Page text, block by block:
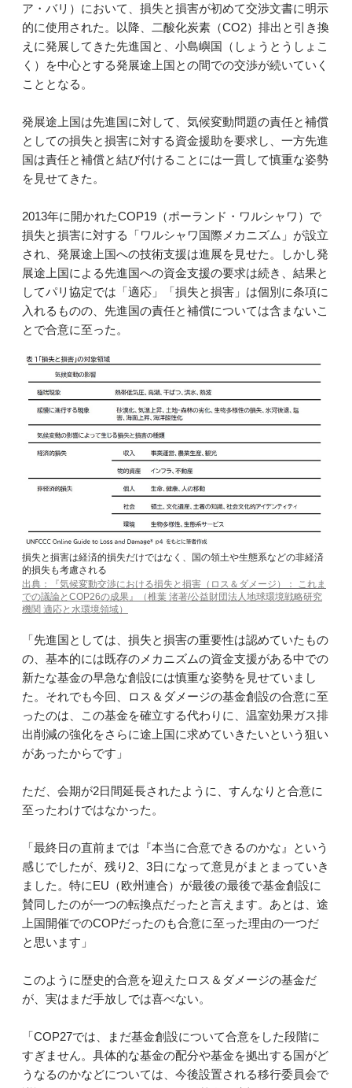
ア・バリ）において、損失と損害が初めて交渉文書に明示
的に使用された。以降、二酸化炭素（CO2）排出と引き換
えに発展してきた先進国と、小島嶼国（しょうとうしょこ
く）を中心とする発展途上国との間での交渉が続いていく
こととなる。
発展途上国は先進国に対して、気候変動問題の責任と補償
としての損失と損害に対する資金援助を要求し、一方先進
国は責任と補償と結び付けることには一貫して慎重な姿勢
を見せてきた。
2013年に開かれたCOP19（ポーランド・ワルシャワ）で
損失と損害に対する「ワルシャワ国際メカニズム」が設立
され、発展途上国への技術支援は進展を見せた。しかし発
展途上国による先進国への資金支援の要求は続き、結果と
してパリ協定では「適応」「損失と損害」は個別に条項に
入れるものの、先進国の責任と補償については含まないこ
とで合意に至った。
損失と損害は経済的損失だけではなく、国の領土や生態系などの非経済
的損失も考慮される
出典：『気候変動交渉における損失と損害（ロス＆ダメージ）： これま
での議論とCOP26の成果』（椎葉 渚著/公益財団法人地球環境戦略研究
機関 適応と水環境領域）
「先進国としては、損失と損害の重要性は認めていたもの
の、基本的には既存のメカニズムの資金支援がある中での
新たな基金の早急な創設には慎重な姿勢を見せていまし
た。それでも今回、ロス＆ダメージの基金創設の合意に至
ったのは、この基金を確立する代わりに、温室効果ガス排
出削減の強化をさらに途上国に求めていきたいという狙い
があったからです」
ただ、会期が2日間延長されたように、すんなりと合意に
至ったわけではなかった。
「最終日の直前までは『本当に合意できるのかな』という
感じでしたが、残り2、3日になって意見がまとまっていき
ました。特にEU（欧州連合）が最後の最後で基金創設に
賛同したのが一つの転換点だったと言えます。あとは、途
上国開催でのCOPだったのも合意に至った理由の一つだ
と思います」
このように歴史的合意を迎えたロス＆ダメージの基金だ
が、実はまだ手放しでは喜べない。
「COP27では、まだ基金創設について合意をした段階に
すぎません。具体的な基金の配分や基金を拠出する国がど
うなるのかなどについては、今後設置される移行委員会で